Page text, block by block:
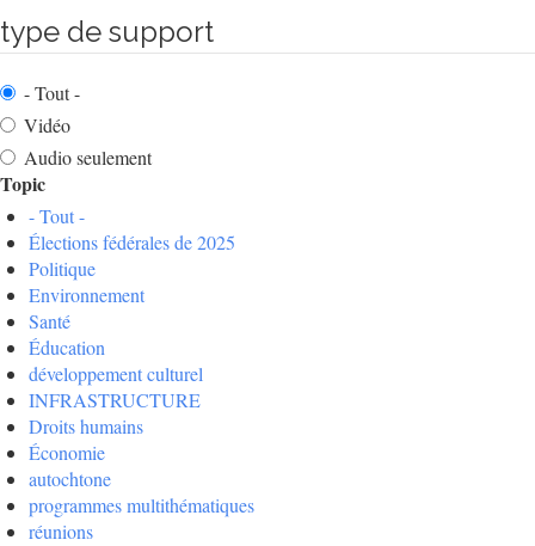
type de support
- Tout -
Vidéo
Audio seulement
Topic
- Tout -
Élections fédérales de 2025
Politique
Environnement
Santé
Éducation
développement culturel
INFRASTRUCTURE
Droits humains
Économie
autochtone
programmes multithématiques
réunions